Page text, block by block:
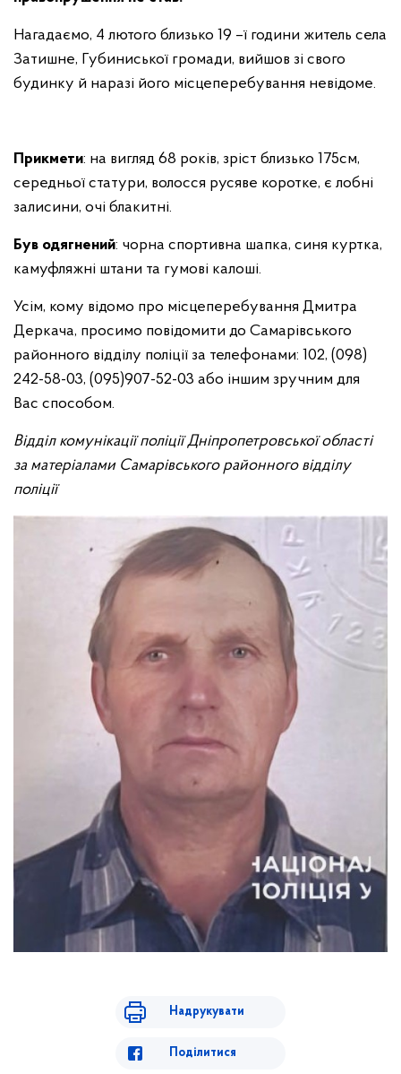
Нагадаємо, 4 лютого близько 19 –ї години житель села
Затишне, Губиниської громади, вийшов зі свого
будинку й наразі його місцеперебування невідоме.
Прикмети: на вигляд 68 років, зріст близько 175см,
середньої статури, волосся русяве коротке, є лобні
залисини, очі блакитні.
Був одягнений: чорна спортивна шапка, синя куртка,
камуфляжні штани та гумові калоші.
Усім, кому відомо про місцеперебування Дмитра
Деркача, просимо повідомити до Самарівського
районного відділу поліції за телефонами: 102, (098)
242-58-03, (095)907-52-03 або іншим зручним для
Вас способом.
Відділ комунікації поліції Дніпропетровської області
за матеріалами Самарівського районного відділу
поліції
Надрукувати
Поділитися